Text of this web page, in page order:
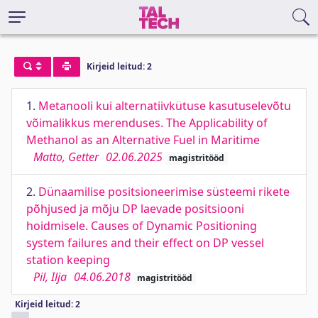
Kirjeid leitud: 2
1. Metanooli kui alternatiivkütuse kasutuselevõtu
võimalikkus merenduses. The Applicability of
Methanol as an Alternative Fuel in Maritime
Matto, Getter 02.06.2025 magistritööd
2. Dünaamilise positsioneerimise süsteemi rikete
põhjused ja mõju DP laevade positsiooni
hoidmisele. Causes of Dynamic Positioning
system failures and their effect on DP vessel
station keeping
Pil, Ilja 04.06.2018 magistritööd
Kirjeid leitud: 2